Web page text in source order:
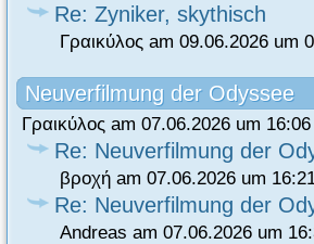
Re: Zyniker, skythisch
Γραικύλος am 09.06.2026 um
Neuverfilmung der Odyssee
Γραικύλος am 07.06.2026 um
Re: Neuverfilmung der
βροχή am 07.06.2026 um
Re: Neuverfilmung der
Andreas am 07.06.2026 um